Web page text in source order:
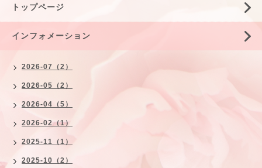
トップページ
インフォメーション
2026-07（2）
2026-05（2）
2026-04（5）
2026-02（1）
2025-11（1）
2025-10（2）